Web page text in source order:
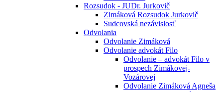
Rozsudok - JUDr. Jurkovič
Zimáková Rozsudok Jurkovič
Sudcovská nezávislosť
Odvolania
Odvolanie Zimáková
Odvolanie advokát Filo
Odvolanie – advokát Filo v
prospech Zimákovej-
Vozárovej
Odvolanie Zimáková Agneša